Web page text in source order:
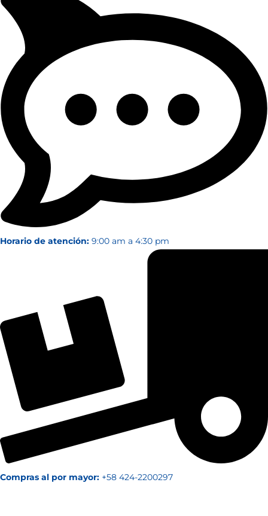
Horario de atención: 9:00 am a 4:30 pm
Compras al por mayor: +58 424-2200297